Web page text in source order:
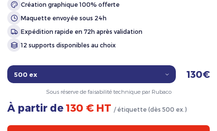
Création graphique 100% offerte
Maquette envoyée sous 24h
Expédition rapide en 72h après validation
12 supports disponibles au choix
130€
Sous réserve de faisabilité technique par Rubaco
À partir de 130 € HT / étiquette (dès 500 ex.)